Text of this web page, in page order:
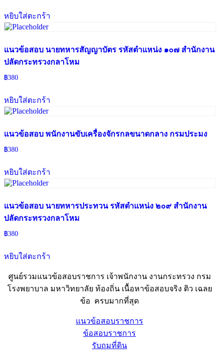
หยิบใส่ตะกร้า
แนวข้อสอบ นายทหารสัญญาบัตร รหัสตำแหน่ง ๑๐๗ สำนักงาน
ปลัดกระทรวงกลาโหม
฿380
หยิบใส่ตะกร้า
แนวข้อสอบ พนักงานขับเครื่องจักรกลขนาดกลาง กรมประมง
฿380
หยิบใส่ตะกร้า
แนวข้อสอบ นายทหารประทวน รหัสตำแหน่ง ๒๐๙ สำนักงาน
ปลัดกระทรวงกลาโหม
฿380
หยิบใส่ตะกร้า
ศูนย์รวมแนวข้อสอบราชการ เจ้าพนักงาน งานกระทรวง กรม
โรงพยาบาล มหาวิทยาลัย ท้องถิ่น เนื้อหาข้อสอบจริง ติว เฉลย
ข้อ ครบมากที่สุด
แนวข้อสอบราชการ
ข้อสอบราชการ
รับถมที่ดิน